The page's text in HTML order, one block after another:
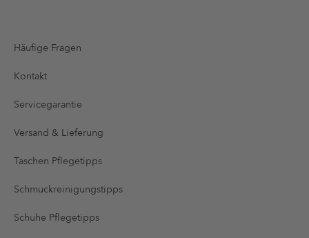
Häufige Fragen
Kontakt
Servicegarantie
Versand & Lieferung
Taschen Pflegetipps
Schmuckreinigungstipps
Schuhe Pflegetipps